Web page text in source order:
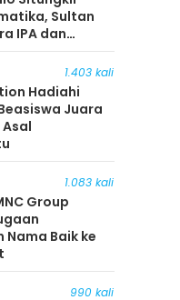
Sultan
IPA dan
Juara IPS
1.403 kali
Hadiahi
Juara
Asal
1.083 kali
Group
Nama Baik ke
990 kali